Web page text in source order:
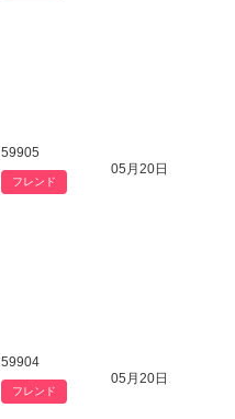
59905
フレンド
05月20日
59904
フレンド
05月20日